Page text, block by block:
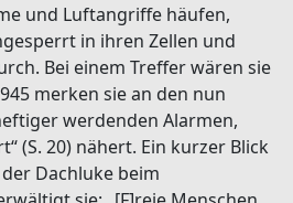
und Luftangriffe häufen,
in ihren Zellen und
Bei einem Treffer wären sie
merken sie an den nun
werdenden Alarmen,
(S. 20) nähert. Ein kurzer Blick
Dachluke beim